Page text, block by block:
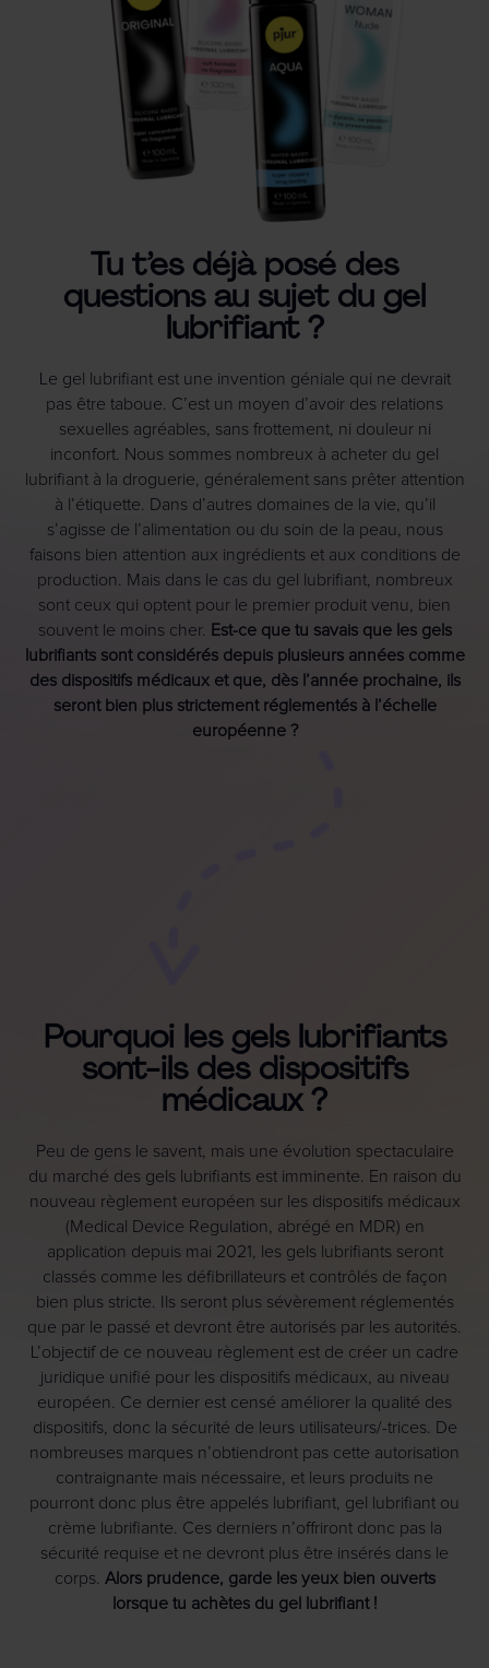
Tu t’es déjà posé des
questions au sujet du gel
lubrifiant ?
Le gel lubrifiant est une invention géniale qui ne devrait
pas être taboue. C’est un moyen d’avoir des relations
sexuelles agréables, sans frottement, ni douleur ni
inconfort. Nous sommes nombreux à acheter du gel
lubrifiant à la droguerie, généralement sans prêter attention
à l’étiquette. Dans d’autres domaines de la vie, qu’il
s’agisse de l’alimentation ou du soin de la peau, nous
faisons bien attention aux ingrédients et aux conditions de
production. Mais dans le cas du gel lubrifiant, nombreux
sont ceux qui optent pour le premier produit venu, bien
souvent le moins cher.
Est-ce que tu savais que les gels
lubrifiants sont considérés depuis plusieurs années comme
des dispositifs médicaux et que, dès l’année prochaine, ils
seront bien plus strictement réglementés à l’échelle
européenne ?
Pourquoi les gels lubrifiants
sont-ils des dispositifs
médicaux ?
Peu de gens le savent, mais une évolution spectaculaire
du marché des gels lubrifiants est imminente. En raison du
nouveau règlement européen sur les dispositifs médicaux
(Medical Device Regulation, abrégé en MDR) en
application depuis mai 2021, les gels lubrifiants seront
classés comme les défibrillateurs et contrôlés de façon
bien plus stricte. Ils seront plus sévèrement réglementés
que par le passé et devront être autorisés par les autorités.
L’objectif de ce nouveau règlement est de créer un cadre
juridique unifié pour les dispositifs médicaux, au niveau
européen. Ce dernier est censé améliorer la qualité des
dispositifs, donc la sécurité de leurs utilisateurs/-trices. De
nombreuses marques n’obtiendront pas cette autorisation
contraignante mais nécessaire, et leurs produits ne
pourront donc plus être appelés lubrifiant, gel lubrifiant ou
crème lubrifiante. Ces derniers n’offriront donc pas la
sécurité requise et ne devront plus être insérés dans le
corps. Alors prudence, garde les yeux bien ouverts
lorsque tu achètes du gel lubrifiant !